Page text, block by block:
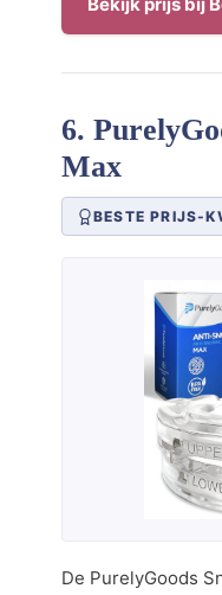
6.
Max
BESTE PRIJS-
De PurelyGoods